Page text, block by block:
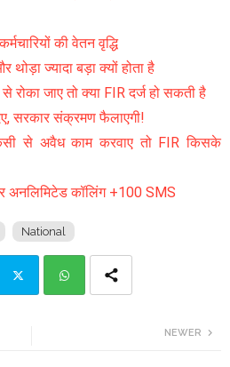
की वेतन वृद्धि
थोड़ा ज्यादा बड़ा क्यों होता है
रोका जाए तो क्या FIR दर्ज हो सकती है
सरकार संक्रमण फैलाएगी!
से अवैध काम करवाए तो FIR किसके
अनलिमिटेड कॉलिंग +100 SMS
National
NEWER